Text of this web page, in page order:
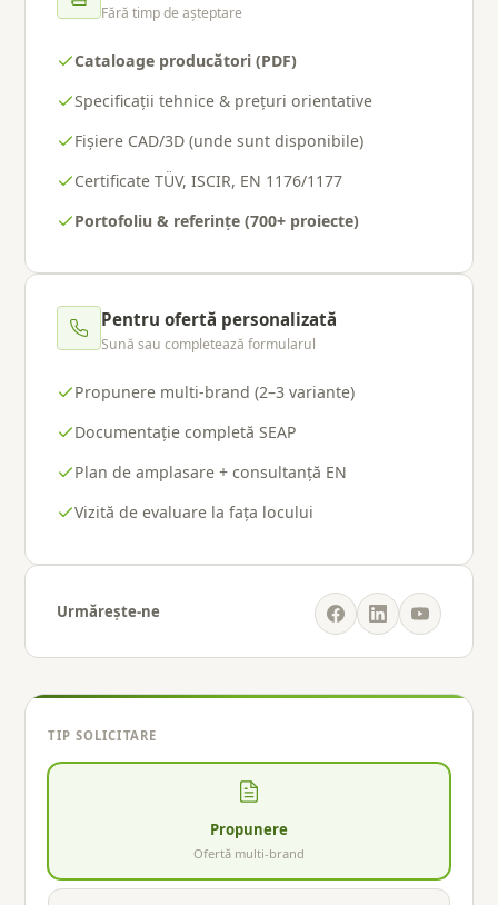
TIP SOLICITARE
Propunere
Ofertă multi-brand
Fără timp de așteptare
Cataloage producători (PDF)
Specificații tehnice & prețuri orientative
Fișiere CAD/3D (unde sunt disponibile)
Certificate TÜV, ISCIR, EN 1176/1177
Portofoliu & referințe (700+ proiecte)
Pentru ofertă personalizată
Sună sau completează formularul
Propunere multi-brand (2–3 variante)
Documentație completă SEAP
Plan de amplasare + consultanță EN
Vizită de evaluare la fața locului
Urmărește-ne